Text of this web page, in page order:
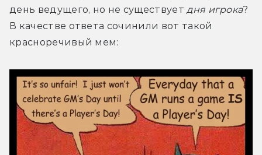
день ведущего, но не существует дня игрока?
В качестве ответа сочинили вот такой
красноречивый мем: